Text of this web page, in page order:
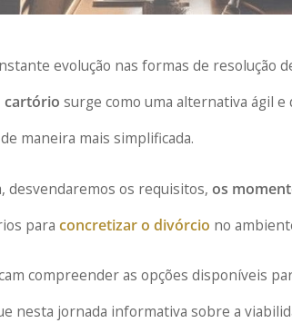
evolução nas formas de resolução
cartório surge como uma alternativa ágil e
maneira mais simplificada.
desvendaremos os requisitos,os
paraconcretizar o divórcio no
compreender as opções disponíveis
nesta jornada informativa sobre a